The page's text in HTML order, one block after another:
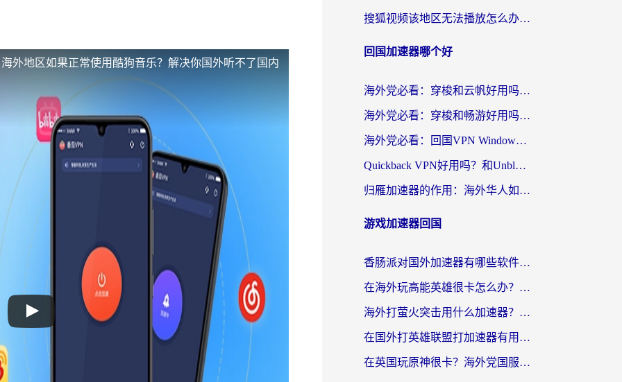
外地区如果正常使用酷狗音乐？解决你国外听不了国内
搜狐视频该地区无法播放怎么办？海外党亲测有效的回国加速指南
回国加速器哪个好
海外党必看：穿梭和云帆好用吗？3招教你选对回国加速器（附PTT翻墙+QuickbackFly2CN对比）
海外党必看：穿梭和畅游好用吗？3步选对回国加速器，无缝刷国内剧玩国服
海外党必看：回国VPN Windows版怎么选？3步找到最适合你的无缝访问方案
Quickback VPN好用吗？和Unblock YoukuVPN对比哪个回国效果更好？海外党无缝访问国内资源的实用指南
归雁加速器的作用：海外华人如何突破地域限制，无缝拥抱国内资源？
游戏加速器回国
香肠派对国外加速器有哪些软件？海外玩家国服畅玩终极指南（附实测推荐）
在海外玩高能英雄很卡怎么办？2026终极指南帮你告别延迟卡顿
海外打萤火突击用什么加速器？2026实测靠谱方案+多游戏适配指南
在国外打英雄联盟打加速器有用吗知乎？海外玩家亲测：选对工具比什么都重要
在英国玩原神很卡？海外党国服游戏加速终极指南（附实测有效方案）